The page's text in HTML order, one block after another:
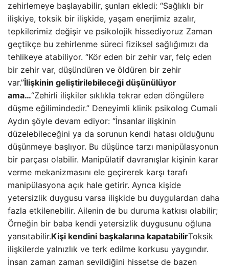
zehirlemeye başlayabilir, şunları ekledi: “Sağlıklı bir
ilişkiye, toksik bir ilişkide, yaşam enerjimiz azalır,
tepkilerimiz değişir ve psikolojik hissediyoruz Zaman
geçtikçe bu zehirlenme süreci fiziksel sağlığımızı da
tehlikeye atabiliyor. “Kör eden bir zehir var, felç eden
bir zehir var, düşündüren ve öldüren bir zehir
var.”İlişkinin geliştirilebileceği düşünülüyor
ama…“Zehirli ilişkiler sıklıkla tekrar eden döngülere
düşme eğilimindedir.” Deneyimli klinik psikolog Cumali
Aydın şöyle devam ediyor: “İnsanlar ilişkinin
düzelebileceğini ya da sorunun kendi hatası olduğunu
düşünmeye başlıyor. Bu düşünce tarzı manipülasyonun
bir parçası olabilir. Manipülatif davranışlar kişinin karar
verme mekanizmasını ele geçirerek karşı tarafı
manipülasyona açık hale getirir. Ayrıca kişide
yetersizlik duygusu varsa ilişkide bu duygulardan daha
fazla etkilenebilir. Ailenin de bu duruma katkısı olabilir;
Örneğin bir baba kendi yetersizlik duygusunu oğluna
yansıtabilir.Kişi kendini başkalarına kapatabilirToksik
ilişkilerde yalnızlık ve terk edilme korkusu yaygındır.
İnsan zaman zaman sevildiğini hissetse de bazen